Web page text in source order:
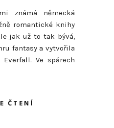
známá německá
romantické knihy
jak už to tak bývá,
fantasy a vytvořila
Ve spárech
ČTENÍ